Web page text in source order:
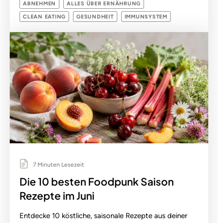
ABNEHMEN ALLES ÜBER ERNÄHRUNG
CLEAN EATING GESUNDHEIT IMMUNSYSTEM
7 Minuten Lesezeit
Die 10 besten Foodpunk Saison
Rezepte im Juni
Entdecke 10 köstliche, saisonale Rezepte aus deiner